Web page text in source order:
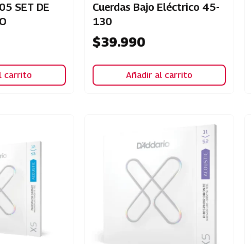
SET DE
carrito
Cuerdas Bajo Eléctrico 45-
130
$39.990
Añadir al carrito